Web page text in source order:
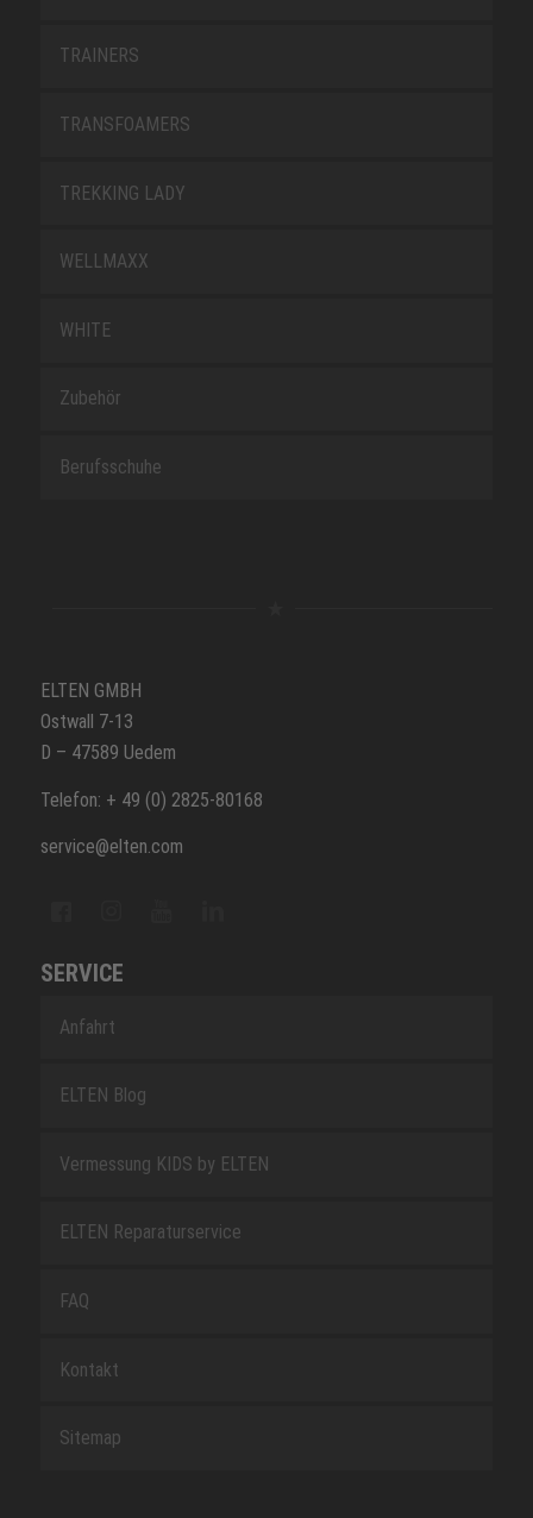
TRAINERS
TRANSFOAMERS
TREKKING LADY
WELLMAXX
WHITE
Zubehör
Berufsschuhe
ELTEN GMBH
Ostwall 7-13
D – 47589 Uedem
Telefon: + 49 (0) 2825-80168
service@elten.com
SERVICE
Anfahrt
ELTEN Blog
Vermessung KIDS by ELTEN
ELTEN Reparaturservice
FAQ
Kontakt
Sitemap